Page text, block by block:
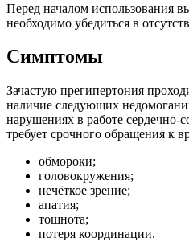
Перед началом использования
необходимо убедиться в
Симптомы
Зачастую прегипертония
наличие следующих
нарушениях в работе сердечно-
требует срочного обращения к
обмороки;
головокружения;
нечёткое зрение;
апатия;
тошнота;
потеря координации.